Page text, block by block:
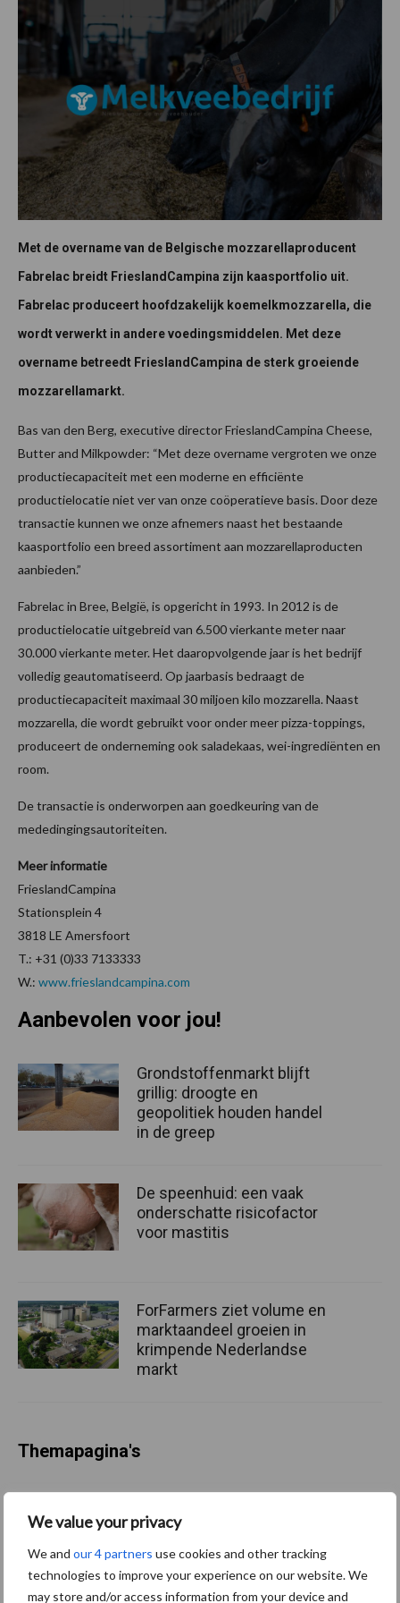
We value your privacy
We and our 4 partners use cookies and other tracking
technologies to improve your experience on our website. We
may store and/or access information from your device and
Met de overname van de Belgische mozzarellaproducent
Fabrelac breidt FrieslandCampina zijn kaasportfolio uit.
Fabrelac produceert hoofdzakelijk koemelkmozzarella, die
wordt verwerkt in andere voedingsmiddelen. Met deze
overname betreedt FrieslandCampina de sterk groeiende
mozzarellamarkt.
Bas van den Berg, executive director FrieslandCampina Cheese,
Butter and Milkpowder: “Met deze overname vergroten we onze
productiecapaciteit met een moderne en efficiënte
productielocatie niet ver van onze coöperatieve basis. Door deze
transactie kunnen we onze afnemers naast het bestaande
kaasportfolio een breed assortiment aan mozzarellaproducten
aanbieden.”
Fabrelac in Bree, België, is opgericht in 1993. In 2012 is de
productielocatie uitgebreid van 6.500 vierkante meter naar
30.000 vierkante meter. Het daaropvolgende jaar is het bedrijf
volledig geautomatiseerd. Op jaarbasis bedraagt de
productiecapaciteit maximaal 30 miljoen kilo mozzarella. Naast
mozzarella, die wordt gebruikt voor onder meer pizza-toppings,
produceert de onderneming ook saladekaas, wei-ingrediënten en
room.
De transactie is onderworpen aan goedkeuring van de
mededingingsautoriteiten.
Meer informatie
FrieslandCampina
Stationsplein 4
3818 LE Amersfoort
T.: +31 (0)33 7133333
W.: www.frieslandcampina.com
Aanbevolen voor jou!
Grondstoffenmarkt blijft
grillig: droogte en
geopolitiek houden handel
in de greep
De speenhuid: een vaak
onderschatte risicofactor
voor mastitis
ForFarmers ziet volume en
marktaandeel groeien in
krimpende Nederlandse
markt
Themapagina's